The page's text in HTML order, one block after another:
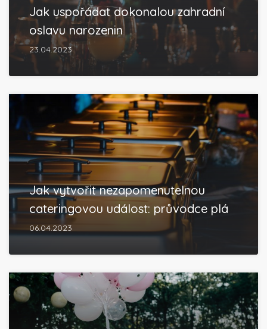
Jak uspořádat dokonalou zahradní
oslavu narozenin
23.04.2023
Jak vytvořit nezapomenutelnou
cateringovou událost: průvodce plá
06.04.2023